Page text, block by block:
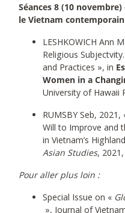
Séances 8 (10
le Vietnam contemporain
LESHKOWICH Ann
Religious
and Practices », in
Women in a
University of Hawaii
RUMSBY Seb,
Will to Improve and
in Vietnam’s
Asian Studies,
Pour aller plus loin :
Special Issue on «
», Journal of